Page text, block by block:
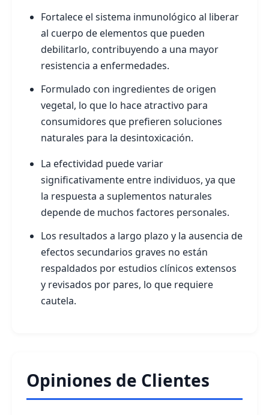
Fortalece el sistema inmunológico al liberar
al cuerpo de elementos que pueden
debilitarlo, contribuyendo a una mayor
resistencia a enfermedades.
Formulado con ingredientes de origen
vegetal, lo que lo hace atractivo para
consumidores que prefieren soluciones
naturales para la desintoxicación.
La efectividad puede variar
significativamente entre individuos, ya que
la respuesta a suplementos naturales
depende de muchos factores personales.
Los resultados a largo plazo y la ausencia de
efectos secundarios graves no están
respaldados por estudios clínicos extensos
y revisados por pares, lo que requiere
cautela.
Opiniones de Clientes